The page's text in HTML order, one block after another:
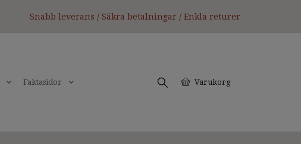
Snabb leverans / Säkra betalningar / Enkla returer
Faktasidor Varukorg